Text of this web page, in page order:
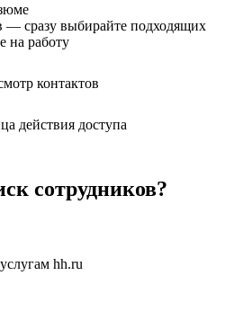
сразу выбирайте подходящих
на работу
контактов
действия доступа
сотрудников?
hh.ru